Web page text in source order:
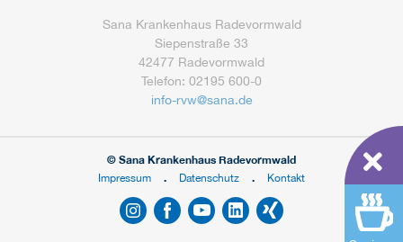
Sana Krankenhaus Radevormwald
Siepenstraße 33
42477 Radevormwald
Telefon: 02195 600-0
info-rvw@sana.de
© Sana Krankenhaus Radevormwald
Impressum
Datenschutz Kontakt